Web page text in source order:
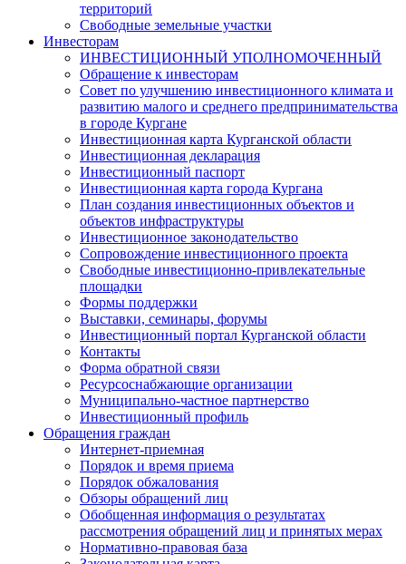
территорий
Свободные земельные участки
Инвесторам
ИНВЕСТИЦИОННЫЙ УПОЛНОМОЧЕННЫЙ
Обращение к инвесторам
Совет по улучшению инвестиционного климата и
развитию малого и среднего предпринимательства
в городе Кургане
Инвестиционная карта Курганской области
Инвестиционная декларация
Инвестиционный паспорт
Инвестиционная карта города Кургана
План создания инвестиционных объектов и
объектов инфраструктуры
Инвестиционное законодательство
Сопровождение инвестиционного проекта
Свободные инвестиционно-привлекательные
площадки
Формы поддержки
Выставки, семинары, форумы
Инвестиционный портал Курганской области
Контакты
Форма обратной связи
Ресурсоснабжающие организации
Муниципально-частное партнерство
Инвестиционный профиль
Обращения граждан
Интернет-приемная
Порядок и время приема
Порядок обжалования
Обзоры обращений лиц
Обобщенная информация о результатах
рассмотрения обращений лиц и принятых мерах
Нормативно-правовая база